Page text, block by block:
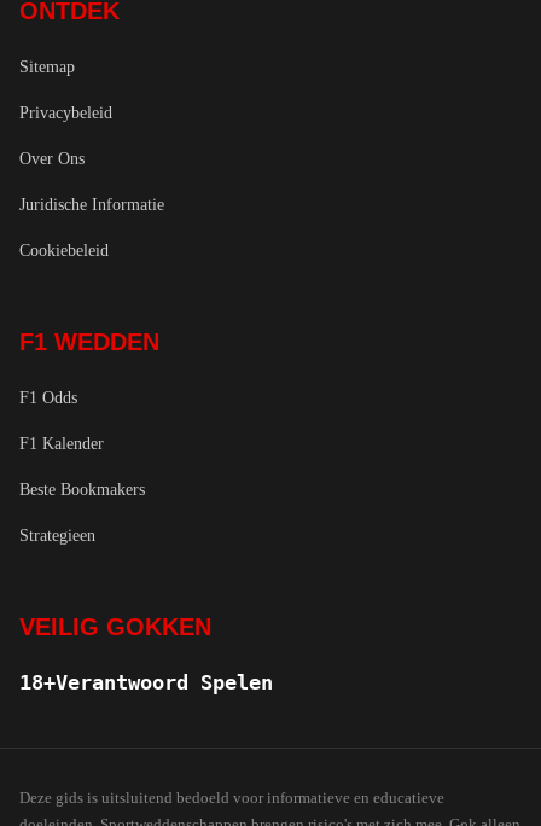
ONTDEK
Sitemap
Privacybeleid
Over Ons
Juridische Informatie
Cookiebeleid
F1 WEDDEN
F1 Odds
F1 Kalender
Beste Bookmakers
Strategieen
VEILIG GOKKEN
18+Verantwoord Spelen
Deze gids is uitsluitend bedoeld voor informatieve en educatieve